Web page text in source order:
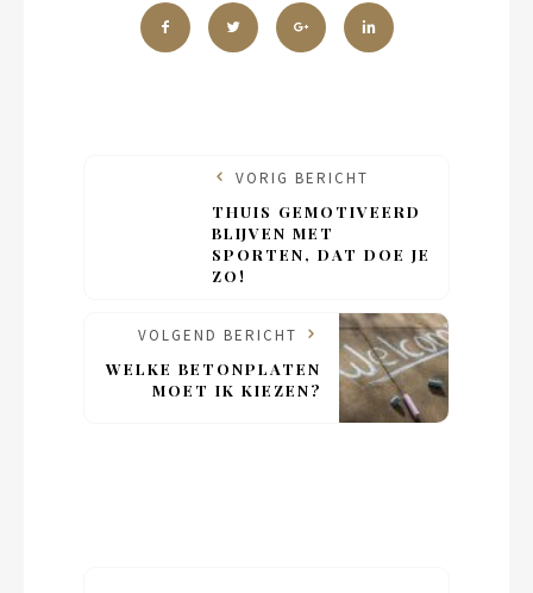
VORIG BERICHT
THUIS GEMOTIVEERD
BLIJVEN MET
SPORTEN, DAT DOE JE
ZO!
VOLGEND BERICHT
WELKE BETONPLATEN
MOET IK KIEZEN?